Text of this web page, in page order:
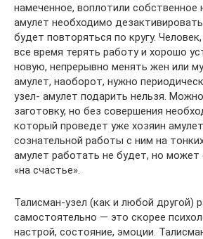
намеченное, воплотили собственное
амулет необходимо
будет повторяться по кругу.
все время терять работу и хорошо
новую, непрерывно менять жен или
амулет, наоборот, нужно
узел- амулет подарить нельзя.
заготовку, но без совершения
который проведет уже хозяин
сознательной работы с ним на
амулет работать не будет, но
«на счастье».
Талисман-узел (как и любой другой)
самостоятельно — это скорее
настрой, состояние, эмоции.